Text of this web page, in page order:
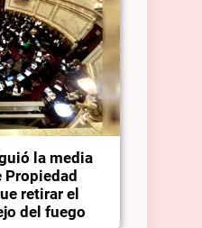
la media
Propiedad
retirar el
del fuego